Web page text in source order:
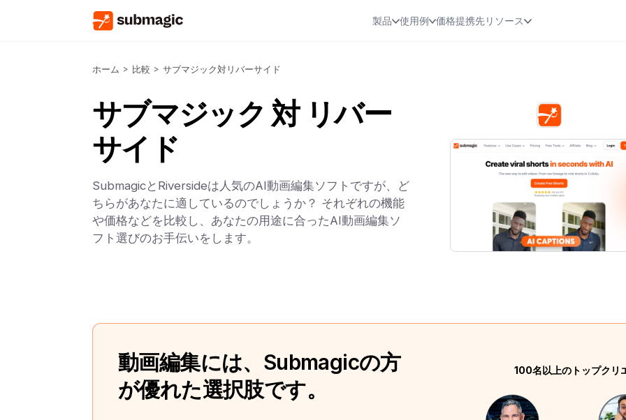
製品 使用例 価格提携先リソース
ホーム > 比較 > サブマジック対リバーサイド
サブマジック 対 リバー
サイド
SubmagicとRiversideは人気のAI動画編集ソフトですが、ど
ちらがあなたに適しているのでしょうか？ それぞれの機能
や価格などを比較し、あなたの用途に合ったAI動画編集ソ
フト選びのお手伝いをします。
動画編集には、Submagicの方
が優れた選択肢です。
100名以上のトップクリ